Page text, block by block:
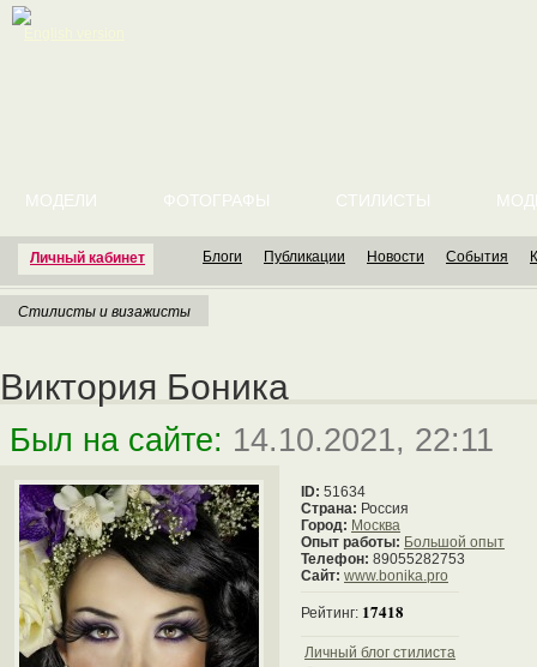
Личный кабинет
МОДЕЛИ ФОТОГРАФЫ СТИЛИСТЫ
Блоги Публикации Новости События
Стилисты и визажисты
Виктория Боника
Был на сайте: 14.10.2021, 22:11
ID: 51634
Страна: Россия
Город: Москва
Опыт работы: Большой опыт
Телефон: 89055282753
Сайт: www.bonika.pro
Рейтинг: 17418
Личный блог стилиста